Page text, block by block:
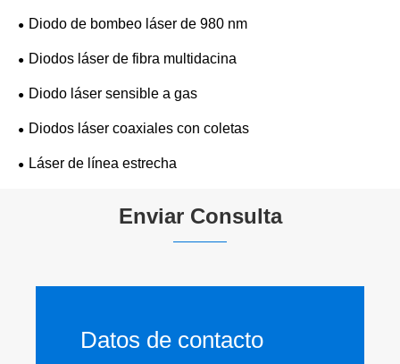
Diodo de bombeo láser de 980 nm
Diodos láser de fibra multidacina
Diodo láser sensible a gas
Diodos láser coaxiales con coletas
Láser de línea estrecha
Enviar Consulta
Datos de contacto